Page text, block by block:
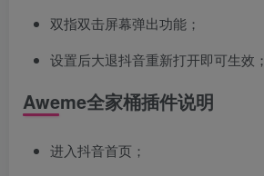
双指双击屏幕弹出功能；
设置后大退抖音重新打开即可生效；
Aweme全家桶插件说明
进入抖音首页；